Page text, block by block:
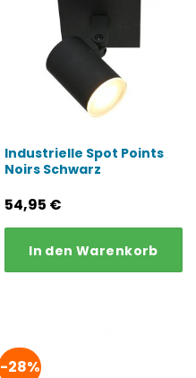
Industrielle Spot Points
Noirs Schwarz
54,95 €
In den Warenkorb
-28%